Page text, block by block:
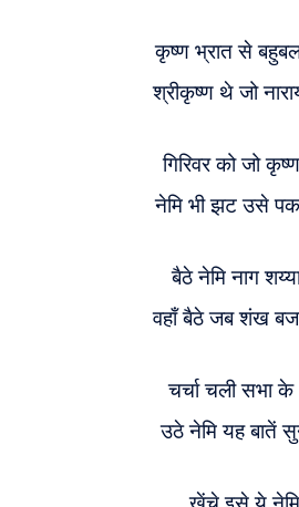
कृष्ण भ्रात से
श्रीकृष्ण थे जो
गिरिवर को जो
नेमि भी झट उसे
बैठे नेमि नाग
वहाँ बैठे जब शंख
चर्चा चली सभा
उठे नेमि यह बातें